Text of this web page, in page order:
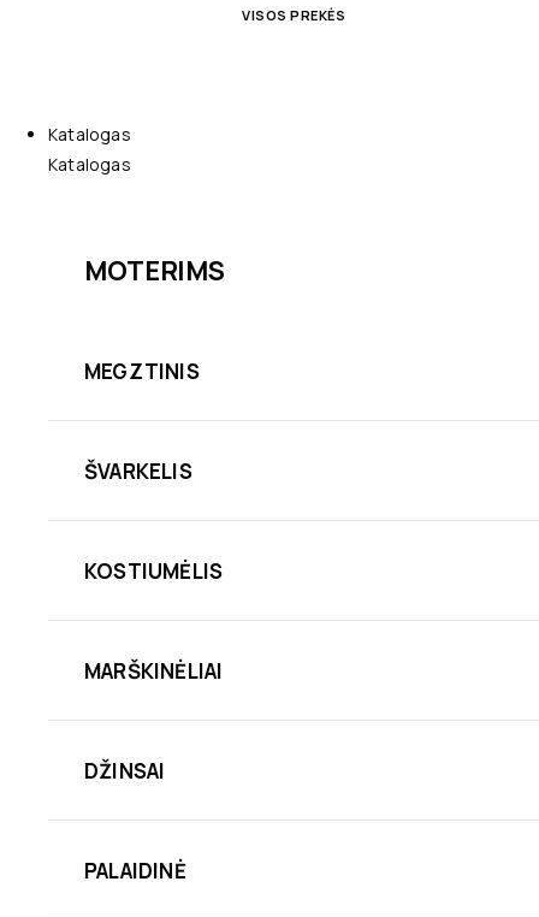
VISOS PREKĖS
Katalogas
Katalogas
MOTERIMS
MEGZTINIS
ŠVARKELIS
KOSTIUMĖLIS
MARŠKINĖLIAI
DŽINSAI
PALAIDINĖ